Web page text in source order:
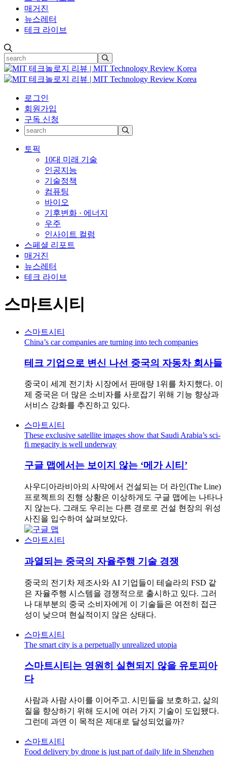
매거진
뉴스레터
테크 라이브
로그인
회원가입
구독 신청
토픽
10대 미래 기술
인공지능
기술정책
컴퓨팅
바이오
기후변화 · 에너지
우주
인사이트 컬럼
스페셜 리포트
매거진
뉴스레터
테크 라이브
스마트시티
스마트시티
China’s car companies are turning into tech companies
테크 기업으로 변신 나선 중국의 자동차 회사들
중국이 세계 전기차 시장에서 판매량 1위를 차지했다. 이
제 중국은 더 많은 소비자를 사로잡기 위해 기능 향상과
서비스 강화를 추진하고 있다.
스마트시티
These exclusive satellite images show that Saudi Arabia’s sci-
fi megacity is well underway
구글 맵에서는 보이지 않는 ‘메가 시티’
사우디아라비아의 사막에서 건설되는 더 라인(The Line)
프로젝트의 진행 상황은 이상하게도 구글 맵에는 나타나
지 않는다. 그래도 우리는 다른 경로로 건설 현장의 위성
사진을 입수하여 살펴보았다.
스마트시티
과열되는 중국의 자율주행 기술 경쟁
중국의 전기차 제조사와 AI 기업들이 테슬라의 FSD 같
은 자율주행 시스템을 경쟁적으로 출시하고 있다. 그러
나 대부분의 중국 소비자에게 이 기술들은 여전히 접근
성이 낮으며 현실적이지 않은 상태다.
스마트시티
The smart city is a perpetually unrealized utopia
스마트시티는 영원히 실현되지 않을 유토피아
다
사람과 사람 사이를 이어주고. 시민들을 보호하고, 삶의
질을 향상하기 위해 도시에 여러 가지 기술이 도입됐다.
그런데 과연 이 목적은 제대로 달성되었을까?
스마트시티
Food delivery by drone is just part of daily life in Shenzhen